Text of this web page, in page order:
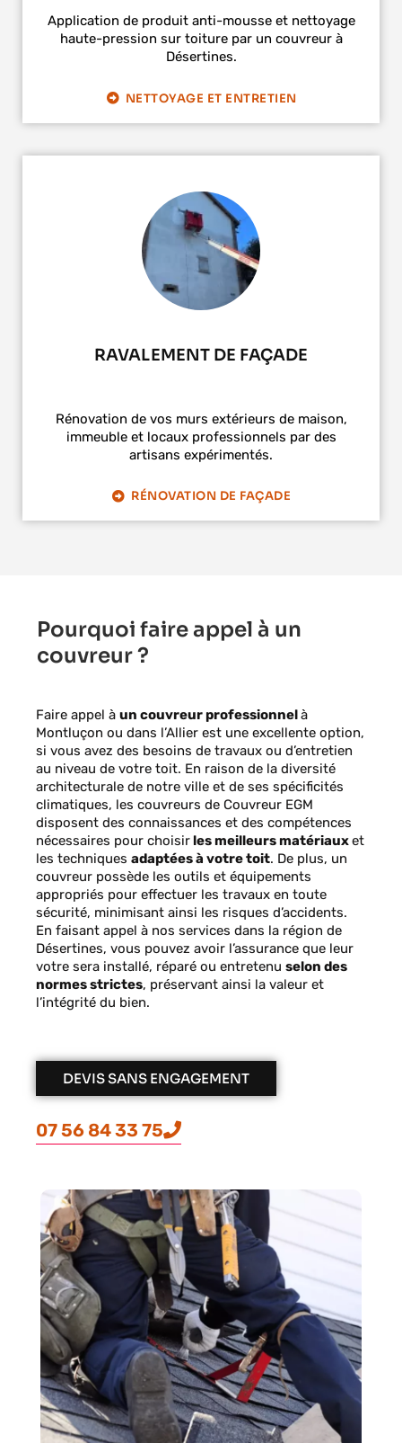
Application de produit anti-mousse et nettoyage
haute-pression sur toiture par un couvreur à
Désertines.
NETTOYAGE ET ENTRETIEN
RAVALEMENT DE FAÇADE
Rénovation de vos murs extérieurs de maison,
immeuble et locaux professionnels par des
artisans expérimentés.
RÉNOVATION DE FAÇADE
Pourquoi faire appel à un
couvreur ?
Faire appel à un couvreur professionnelà
Montluçon ou dans l’Allier est une excellente option,
si vous avez des besoins de travaux ou d’entretien
au niveau de votre toit. En raison de la diversité
architecturale de notre ville et de ses spécificités
climatiques, les couvreurs de Couvreur EGM
disposent des connaissances et des compétences
nécessaires pour choisirles meilleurs matériauxet
les techniques adaptées à votre toit. De plus, un
couvreur possède les outils et équipements
appropriés pour effectuer les travaux en toute
sécurité, minimisant ainsi les risques d’accidents.
En faisant appel à nos services dans la région de
Désertines, vous pouvez avoir l’assurance que leur
votre sera installé, réparé ou entretenu selon des
normes strictes, préservant ainsi la valeur et
l’intégrité du bien.
DEVIS SANS ENGAGEMENT
07 56 84 33 75